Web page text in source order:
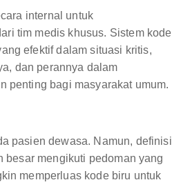
internal untuk
tim medis khusus. Sistem kode
efektif dalam situasi kritis,
dan perannya dalam
penting bagi masyarakat umum.
pasien dewasa. Namun, definisi
besar mengikuti pedoman yang
memperluas kode biru untuk